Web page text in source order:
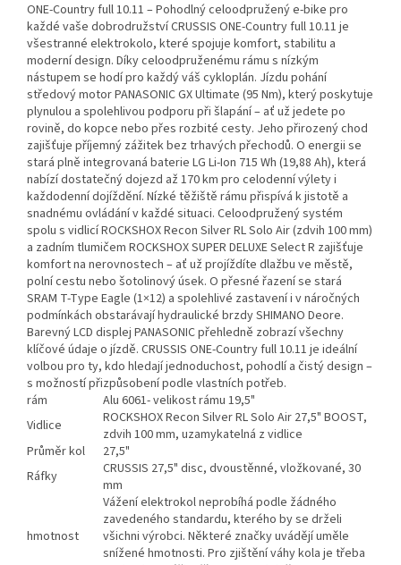
ONE-Country full 10.11 – Pohodlný celoodpružený e-bike pro
každé vaše dobrodružství CRUSSIS ONE-Country full 10.11 je
všestranné elektrokolo, které spojuje komfort, stabilitu a
moderní design. Díky celoodpruženému rámu s nízkým
nástupem se hodí pro každý váš cykloplán. Jízdu pohání
středový motor PANASONIC GX Ultimate (95 Nm), který poskytuje
plynulou a spolehlivou podporu při šlapání – ať už jedete po
rovině, do kopce nebo přes rozbité cesty. Jeho přirozený chod
zajišťuje příjemný zážitek bez trhavých přechodů. O energii se
stará plně integrovaná baterie LG Li-Ion 715 Wh (19,88 Ah), která
nabízí dostatečný dojezd až 170 km pro celodenní výlety i
každodenní dojíždění. Nízké těžiště rámu přispívá k jistotě a
snadnému ovládání v každé situaci. Celoodpružený systém
spolu s vidlicí ROCKSHOX Recon Silver RL Solo Air (zdvih 100 mm)
a zadním tlumičem ROCKSHOX SUPER DELUXE Select R zajišťuje
komfort na nerovnostech – ať už projíždíte dlažbu ve městě,
polní cestu nebo šotolinový úsek. O přesné řazení se stará
SRAM T-Type Eagle (1×12) a spolehlivé zastavení i v náročných
podmínkách obstarávají hydraulické brzdy SHIMANO Deore.
Barevný LCD displej PANASONIC přehledně zobrazí všechny
klíčové údaje o jízdě. CRUSSIS ONE-Country full 10.11 je ideální
volbou pro ty, kdo hledají jednoduchost, pohodlí a čistý design –
s možností přizpůsobení podle vlastních potřeb.
rám
Alu 6061- velikost rámu 19,5"
Vidlice
ROCKSHOX Recon Silver RL Solo Air 27,5" BOOST,
zdvih 100 mm, uzamykatelná z vidlice
Průměr kol
27,5"
Ráfky
CRUSSIS 27,5" disc, dvoustěnné, vložkované, 30
mm
hmotnost
Vážení elektrokol neprobíhá podle žádného
zavedeného standardu, kterého by se drželi
všichni výrobci. Některé značky uvádějí uměle
snížené hmotnosti. Pro zjištění váhy kola je třeba